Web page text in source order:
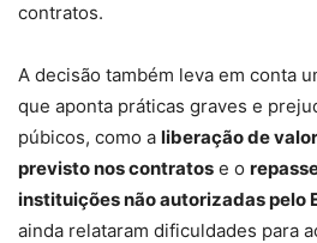
contratos.
A decisão também leva em conta
que aponta práticas graves e
púbicos, como a liberação de
previsto nos contratos e o
instituições não autorizadas pelo
ainda relataram dificuldades para